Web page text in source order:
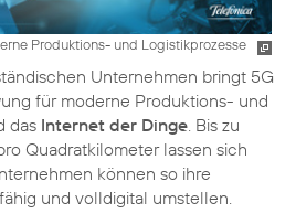
Produktions- und Logistikprozesse
Unternehmen bringt 5G
für moderne Produktions- und
das Internet der Dinge. Bis zu
Quadratkilometer lassen sich
können so ihre
und volldigital umstellen.